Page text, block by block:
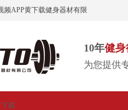
频APP黄下载健身器材有限
10年健身
为您提供
载